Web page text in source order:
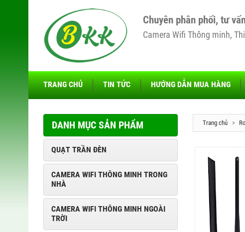
Chuyên phân phối, tư
Camera Wifi Thông minh,
TRANG CHỦ TIN TỨC HƯỚNG DẪN MUA HÀNG
Trang chủ >
DANH MỤC SẢN PHẨM
QUẠT TRẦN ĐÈN
CAMERA WIFI THÔNG MINH TRONG
NHÀ
CAMERA WIFI THÔNG MINH NGOÀI
TRỜI